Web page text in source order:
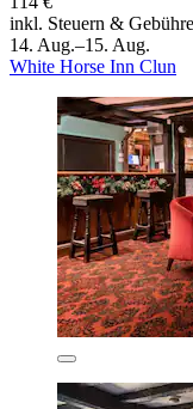
inkl. Steuern &
14. Aug.–15. Aug.
White Horse Inn Clun